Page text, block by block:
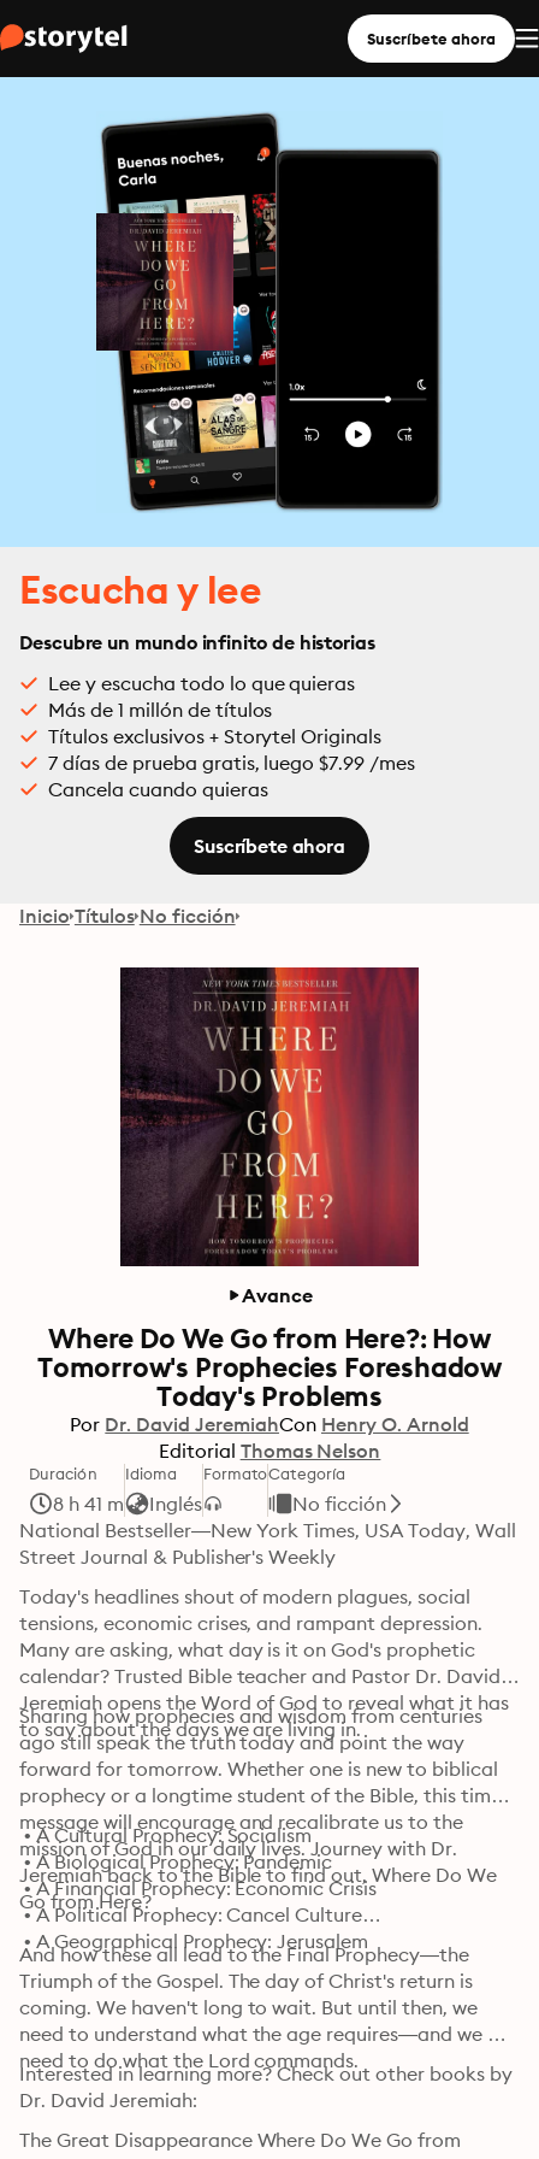
Suscríbete ahora
Escucha y lee
Descubre un mundo infinito de historias
Lee y escucha todo lo que quieras
Más de 1 millón de títulos
Títulos exclusivos + Storytel Originals
7 días de prueba gratis, luego $7.99 /mes
Cancela cuando quieras
Suscríbete ahora
Inicio Títulos No ficción
Avance
Where Do We Go from Here?: How
Tomorrow's Prophecies Foreshadow
Today's Problems
Por Dr. David JeremiahCon Henry O. Arnold
Editorial Thomas Nelson
Duración
8 h 41 m
Idioma
Inglés
FormatoCategoría
No ficción
National Bestseller—New York Times, USA Today, Wall
Street Journal & Publisher's Weekly
Today's headlines shout of modern plagues, social
tensions, economic crises, and rampant depression.
Many are asking, what day is it on God's prophetic
calendar? Trusted Bible teacher and Pastor Dr. David
Jeremiah opens the Word of God to reveal what it has
to say about the days we are living in.
Sharing how prophecies and wisdom from centuries
ago still speak the truth today and point the way
forward for tomorrow. Whether one is new to biblical
prophecy or a longtime student of the Bible, this timely
message will encourage and recalibrate us to the
mission of God in our daily lives. Journey with Dr.
Jeremiah back to the Bible to find out, Where Do We
Go from Here?
• A Cultural Prophecy: Socialism
• A Biological Prophecy: Pandemic
• A Financial Prophecy: Economic Crisis
• A Political Prophecy: Cancel Culture
• A Geographical Prophecy: Jerusalem
And how these all lead to the Final Prophecy—the
Triumph of the Gospel. The day of Christ's return is
coming. We haven't long to wait. But until then, we
need to understand what the age requires—and we
need to do what the Lord commands.
Interested in learning more? Check out other books by
Dr. David Jeremiah:
The Great Disappearance Where Do We Go from